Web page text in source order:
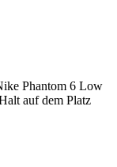
Phantom 6 Low
auf dem Platz